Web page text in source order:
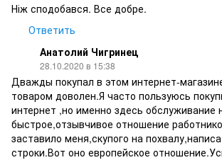
Ніж сподобався. Все добре.
Ответить
Анатолий Чигринец
28.10.2020 в 15:38
Дважды покупал в этом интернет-
товаром доволен.Я часто пользуюсь
интернет ,но именно здесь обслуживание
быстрое,отзывчивое отношение
заставило меня,скупого на
строки.Вот оно европейское